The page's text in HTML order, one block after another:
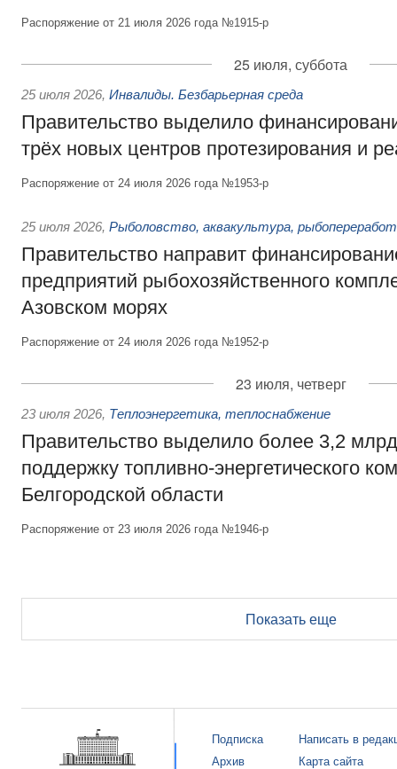
Распоряжение от 21 июля 2026 года №1915-р
25 июля, суббота
25 июля 2026, Инвалиды. Безбарьерная среда
Правительство выделило
трёх новых центров протезирования и
Распоряжение от 24 июля 2026 года №1953-р
25 июля 2026, Рыболовство, аквакультура,
Правительство направит
предприятий рыбохозяйственного
Азовском морях
Распоряжение от 24 июля 2026 года №1952-р
23 июля, четверг
23 июля 2026, Теплоэнергетика, теплоснабжение
Правительство выделило более 3,2
поддержку топливно-энергетического
Белгородской области
Распоряжение от 23 июля 2026 года №1946-р
Показать еще
Подписка
Архив
Написать в
Карта сайта